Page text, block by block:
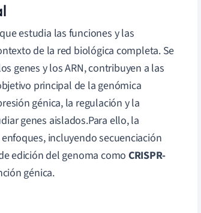
estudia las funciones y las
de la red biológica completa. Se
genes y los ARN, contribuyen a las
principal de la genómica
génica, la regulación y la
genes aislados.Para ello, la
incluyendo secuenciación
edición del genoma como CRISPR-
génica.